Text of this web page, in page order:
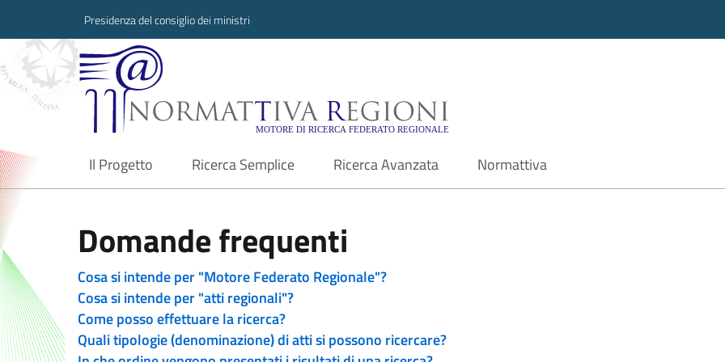
Presidenza del consiglio dei ministri
Normattiva Regioni - Motore di ricerca
Il Progetto
current Ricerca Semplice Ricerca Avanzata Normattiva
Domande frequenti
Cosa si intende per "Motore Federato Regionale"?
Cosa si intende per "atti regionali"?
Come posso effettuare la ricerca?
Quali tipologie (denominazione) di atti si possono ricercare?